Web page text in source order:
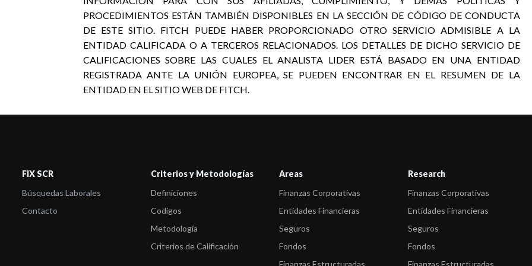
PROCEDIMIENTOS ESTÁN TAMBIÉN DISPONIBLES EN LA SECCIÓN DE CÓDIGO DE CONDUCTA
DE ESTE SITIO. FITCH PUEDE HABER PROPORCIONADO OTRO SERVICIO ADMISIBLE A LA
ENTIDAD CALIFICADA O A TERCEROS RELACIONADOS. LOS DETALLES DE DICHO SERVICIO DE
CALIFICACIONES SOBRE LAS CUALES EL ANALISTA LIDER ESTÁ BASADO EN UNA ENTIDAD
REGISTRADA ANTE LA UNIÓN EUROPEA, SE PUEDEN ENCONTRAR EN EL RESUMEN DE LA
ENTIDAD EN EL SITIO WEB DE FITCH.
FIX SCR
Búsquedas Laborales
Contacto
Criterios y Metodologías
Definiciones
Codigos
Metodología
Criterios de Calificación
Areas
Finanzas Corporativas
Entidades Financieras
Seguros
Fondos
Finanzas Estructuradas
Research
Finanzas Corporativas
Entidades Financieras
Seguros
Fondos
Finanzas Estructuradas